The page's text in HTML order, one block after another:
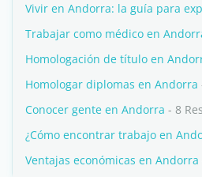
Vivir en Andorra: la guía para
Trabajar como médico en
Homologación de título en
Homologar diplomas en Andorra
Conocer gente en Andorra - 8
¿Cómo encontrar trabajo en
Ventajas económicas en Andorra